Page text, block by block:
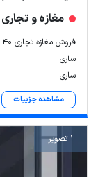
مغازه و تجاری
ساری
ساری
مشاهده جزییات
1 تصویر